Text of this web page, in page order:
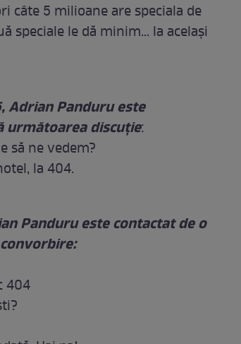
câte 5 milioane are speciala de
speciale le dă minim... la acelaşi
Adrian Panduru este
următoarea discuţie:
să ne vedem?
la 404.
Panduru este contactat de o
404